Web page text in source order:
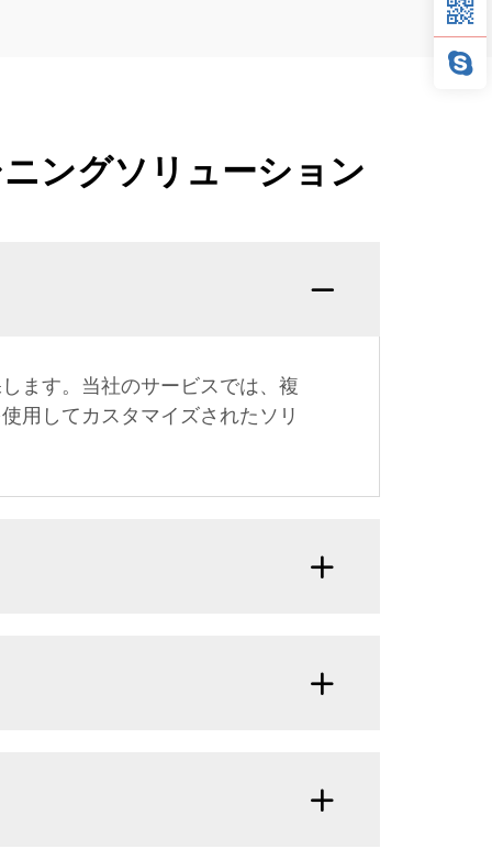
ングソリューション
ます。当社のサービスでは、複
用してカスタマイズされたソリ